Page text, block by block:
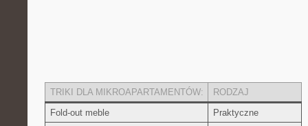
TRIKI DLA MIKROAPARTAMENTÓW:
RODZAJ
Fold-out meble
Praktyczne